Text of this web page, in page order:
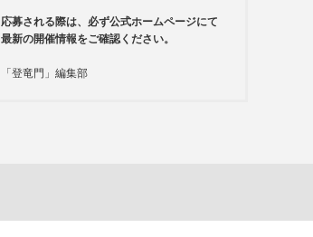
応募される際は、必ず公式ホームページにて
最新の開催情報をご確認ください。
「登竜門」編集部